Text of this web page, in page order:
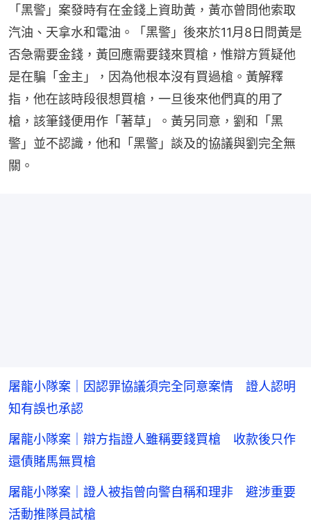
「黑警」案發時有在金錢上資助黃，黃亦曾問他索取
汽油、天拿水和電油。「黑警」後來於11月8日問黃是
否急需要金錢，黃回應需要錢來買槍，惟辯方質疑他
是在騙「金主」，因為他根本沒有買過槍。黃解釋
指，他在該時段很想買槍，一旦後來他們真的用了
槍，該筆錢便用作「著草」。黃另同意，劉和「黑
警」並不認識，他和「黑警」談及的協議與劉完全無
關。
屠龍小隊案｜因認罪協議須完全同意案情 證人認明
知有誤也承認
屠龍小隊案｜辯方指證人雖稱要錢買槍 收款後只作
還債賭馬無買槍
屠龍小隊案｜證人被指曾向警自稱和理非 避涉重要
活動推隊員試槍